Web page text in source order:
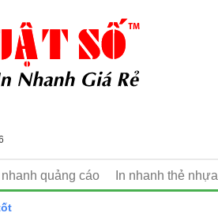
nhanh quảng cáo In nhanh thẻ nhựa